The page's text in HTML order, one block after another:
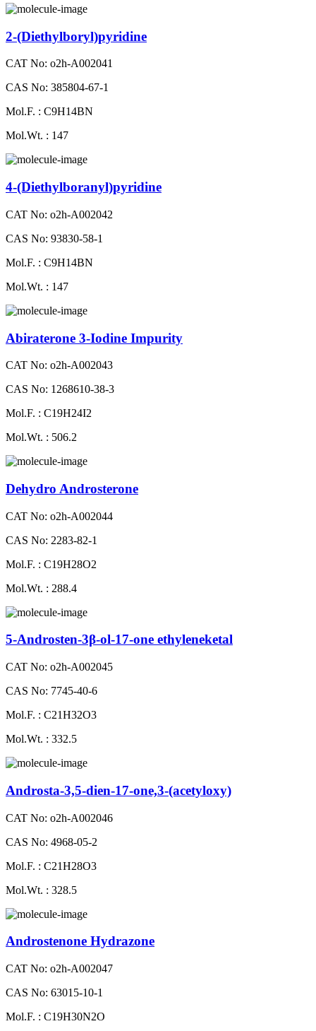
2-​(Diethylboryl)pyridine
CAT No: o2h-A002041
CAS No: 385804-67-1
Mol.F. : C9H14BN
Mol.Wt. : 147
4-(Diethylboranyl)​pyridine
CAT No: o2h-A002042
CAS No: 93830-58-1
Mol.F. : C9H14BN
Mol.Wt. : 147
Abiraterone 3-Iodine Impurity
CAT No: o2h-A002043
CAS No: 1268610-38-3
Mol.F. : C19H24I2
Mol.Wt. : 506.2
Dehydro Androsterone
CAT No: o2h-A002044
CAS No: 2283-82-1
Mol.F. : C19H28O2
Mol.Wt. : 288.4
5-Androsten-3β-ol-17-one ethyleneketal
CAT No: o2h-A002045
CAS No: 7745-40-6
Mol.F. : C21H32O3
Mol.Wt. : 332.5
Androsta-3,5-dien-17-one,3-(acetyloxy)
CAT No: o2h-A002046
CAS No: 4968-05-2
Mol.F. : C21H28O3
Mol.Wt. : 328.5
Androstenone Hydrazone
CAT No: o2h-A002047
CAS No: 63015-10-1
Mol.F. : C19H30N2O